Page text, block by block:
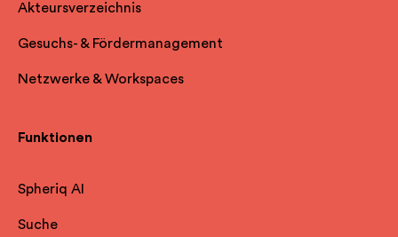
Akteursverzeichnis
Gesuchs- & Fördermanagement
Netzwerke & Workspaces
Funktionen
Spheriq AI
Suche